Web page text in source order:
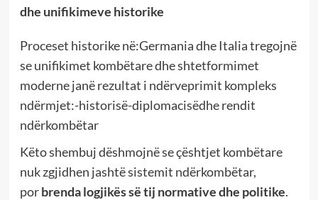
dhe unifikimeve historike
Proceset historike në:Germania dhe Italia tregojnë
se unifikimet kombëtare dhe shtetformimet
moderne janë rezultat i ndërveprimit kompleks
ndërmjet:-historisë-diplomacisëdhe rendit
ndërkombëtar
Këto shembuj dëshmojnë se çështjet kombëtare
nuk zgjidhen jashtë sistemit ndërkombëtar,
porbrenda logjikës së tij normative dhe politike.